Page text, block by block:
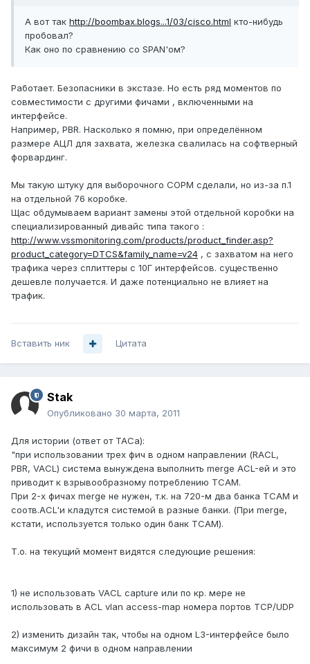
А вот так http://boombax.blogs...1/03/cisco.html кто-нибудь
пробовал?
Как оно по сравнению со SPAN'ом?
Работает. Безопасники в экстазе. Но есть ряд моментов по
совместимости с другими фичами , включенными на
интерфейсе.
Например, PBR. Насколько я помню, при определённом
размере АЦЛ для захвата, железка свалилась на софтверный
форвардинг.
Мы такую штуку для выборочного СОРМ сделали, но из-за п.1
на отдельной 76 коробке.
Щас обдумываем вариант замены этой отдельной коробки на
специализированный дивайс типа такого :
http://www.vssmonitoring.com/products/product_finder.asp?
product_category=DTCS&family_name=v24 , с захватом на него
трафика через сплиттеры с 10Г интерфейсов. существенно
дешевле получается. И даже потенциально не влияет на
трафик.
Вставить ник Цитата
Stak
Опубликовано 30 марта, 2011
Для истории (ответ от ТАСа):
"при использовании трех фич в одном направлении (RACL,
PBR, VACL) система вынуждена выполнить merge ACL-ей и это
приводит к взрывообразному потреблению TCAM.
При 2-х фичах merge не нужен, т.к. на 720-м два банка TCAM и
соотв.ACL'и кладутся системой в разные банки. (При merge,
кстати, используется только один банк TCAM).
Т.о. на текущий момент видятся следующие решения:
1) не использовать VACL capture или по кр. мере не
использовать в ACL vlan access-map номера портов TCP/UDP
2) изменить дизайн так, чтобы на одном L3-интерфейсе было
максимум 2 фичи в одном направлении